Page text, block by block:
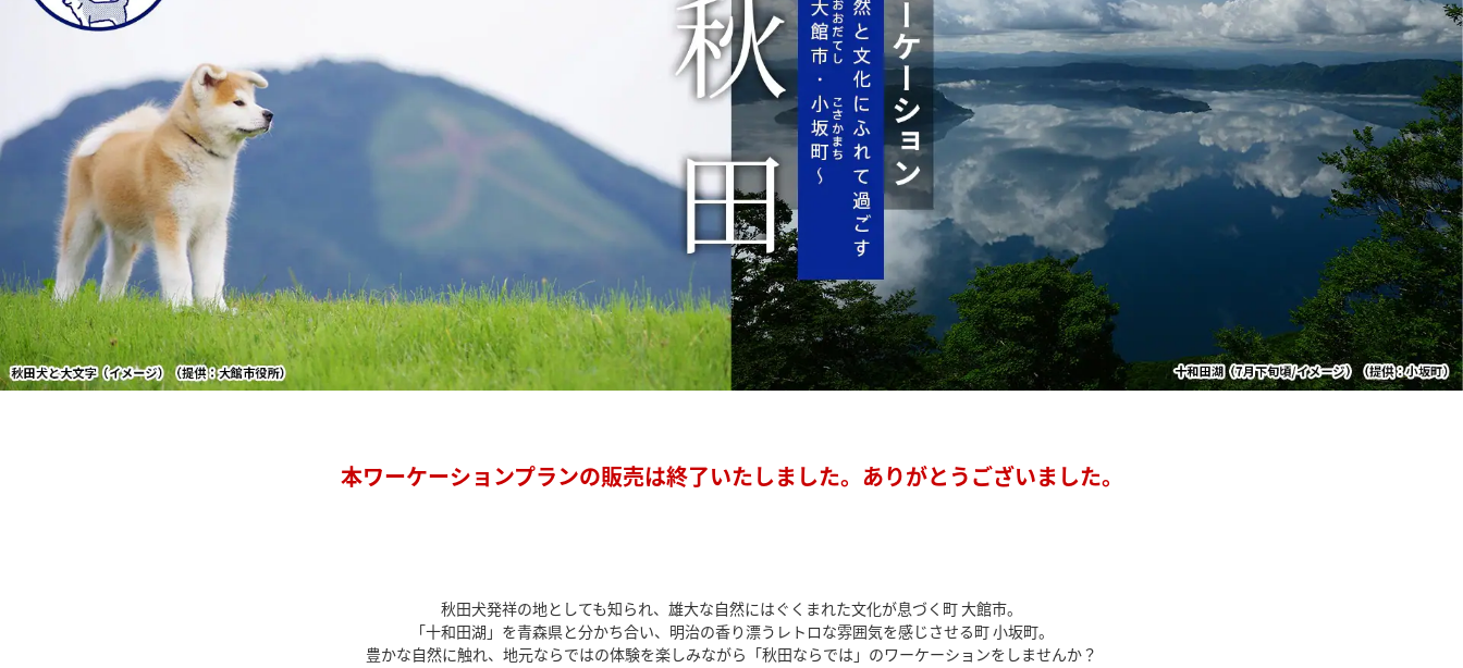
本ワーケーションプランの販売は終了いたしました。ありがとうございました。
秋田犬発祥の地としても知られ、雄大な自然にはぐくまれた文化が息づく町 大館市。
「十和田湖」を青森県と分かち合い、明治の香り漂うレトロな雰囲気を感じさせる町 小坂町。
豊かな自然に触れ、地元ならではの体験を楽しみながら「秋田ならでは」のワーケーションをしませんか？